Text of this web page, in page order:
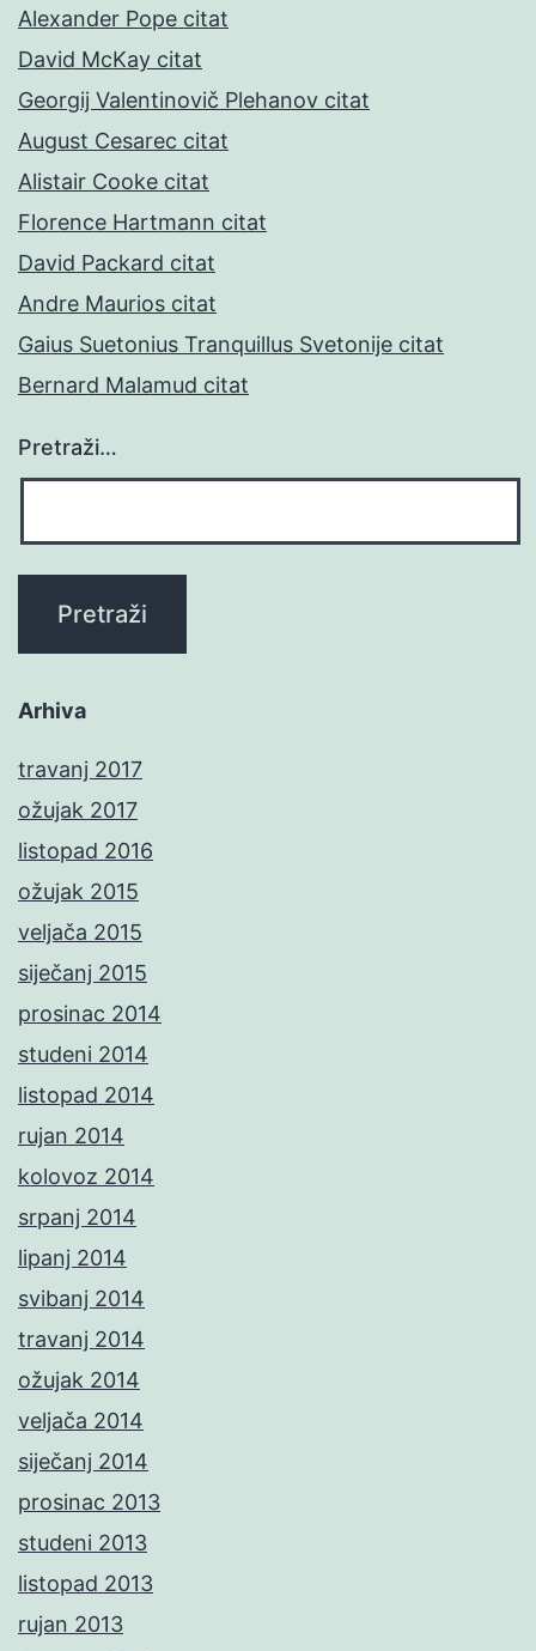
Alexander Pope citat
David McKay citat
Georgij Valentinovič Plehanov citat
August Cesarec citat
Alistair Cooke citat
Florence Hartmann citat
David Packard citat
Andre Maurios citat
Gaius Suetonius Tranquillus Svetonije citat
Bernard Malamud citat
Pretraži…
Arhiva
travanj 2017
ožujak 2017
listopad 2016
ožujak 2015
veljača 2015
siječanj 2015
prosinac 2014
studeni 2014
listopad 2014
rujan 2014
kolovoz 2014
srpanj 2014
lipanj 2014
svibanj 2014
travanj 2014
ožujak 2014
veljača 2014
siječanj 2014
prosinac 2013
studeni 2013
listopad 2013
rujan 2013